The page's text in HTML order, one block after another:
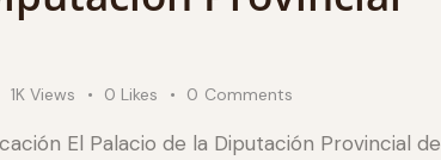
1K Views 0 Likes 0 Comments
El Palacio de la Diputación Provincial de